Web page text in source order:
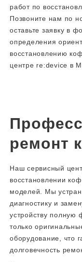
работ по
Позвоните нам по
оставьте заявку в
определения
восстановлению
центре re:device в
ремонт
Наш сервисный
восстановлении
моделей. Мы
диагностику и
устройству полную
только
оборудование, что
долговечность